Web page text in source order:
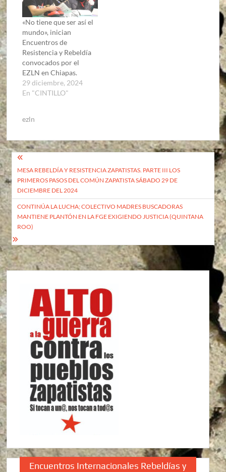
«No tiene que ser así el
mundo», inician
Encuentros de
Resistencia y Rebeldía
convocados por el
EZLN en Chiapas.
29 diciembre, 2024
En "CINTILLO"
ezln
Navegación
de
entradas
MESA REBELDÍA Y RESISTENCIA ZAPATISTAS. PARTE III LOS
PRIMEROS PASOS DEL COMÚN ZAPATISTA SÁBADO 29 DE
DICIEMBRE DEL 2024
CONTINÚA LA LUCHA; COLECTIVO MADRES BUSCADORAS
MANTIENE PLANTÓN EN LA FGE EXIGIENDO JUSTICIA (QUINTANA
ROO)
Encuentros Internacionales Rebeldías y